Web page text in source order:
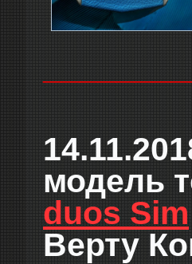
модель
duos Sim
Верту